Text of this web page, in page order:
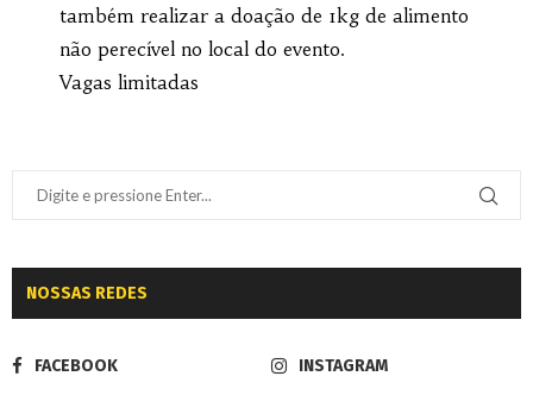
também realizar a doação de 1kg de alimento
não perecível no local do evento.
Vagas limitadas
NOSSAS REDES
FACEBOOK INSTAGRAM